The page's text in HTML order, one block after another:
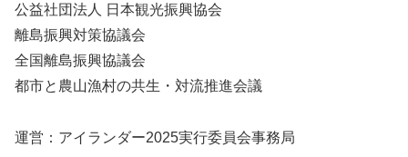
公益社団法人 日本観光振興協会
離島振興対策協議会
全国離島振興協議会
都市と農山漁村の共生・対流推進会議
運営：アイランダー2025実行委員会事務局